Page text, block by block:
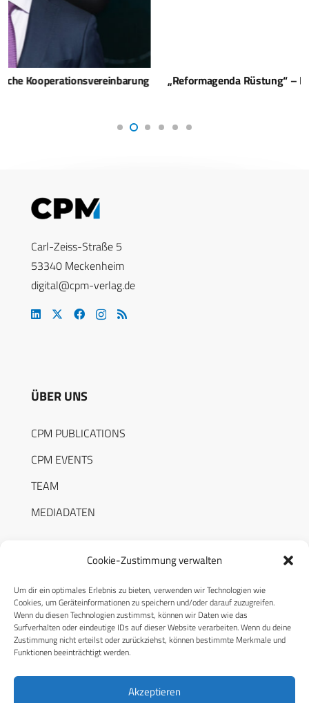
Cookie-Zustimmung verwalten
Um dir ein optimales Erlebnis zu bieten, verwenden wir Technologien wie
Cookies, um Geräteinformationen zu speichern und/oder darauf zuzugreifen.
Wenn du diesen Technologien zustimmst, können wir Daten wie das
Surfverhalten oder eindeutige IDs auf dieser Website verarbeiten. Wenn du deine
Zustimmung nicht erteilst oder zurückziehst, können bestimmte Merkmale und
Funktionen beeinträchtigt werden.
Akzeptieren
„Reformagenda Rüstung“ – Reorganisation des BAAINBw
Carl-Zeiss-Straße 5
53340 Meckenheim
digital@cpm-verlag.de
ÜBER UNS
CPM PUBLICATIONS
CPM EVENTS
TEAM
MEDIADATEN
RECHTLICHES
Datenschutzerklärung
Cookie-Richtlinie (EU)